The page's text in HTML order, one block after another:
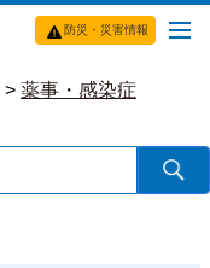
防災・災害情報
> 薬事・感染症